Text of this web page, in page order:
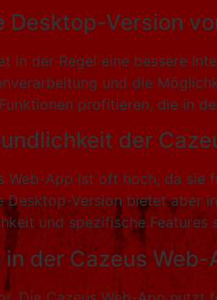
Version
in der Regel eine bessere
und die
profitieren, die in
der
Web-App ist oft hoch, da
Version bietet aber
und spezifische Features
der Cazeus